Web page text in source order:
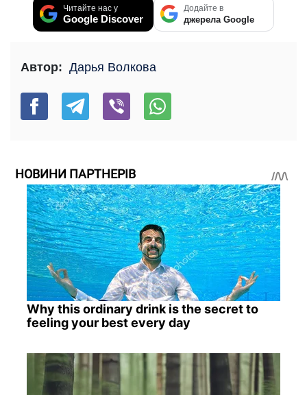
Читайте нас у
Google Discover
Додайте в
джерела Google
Автор: Дарья Волкова
НОВИНИ ПАРТНЕРІВ
Why this ordinary drink is the secret to
feeling your best every day